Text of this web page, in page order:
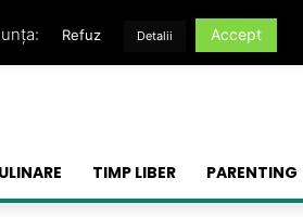
TIMP LIBER PARENTING
Refuz Detalii Accept